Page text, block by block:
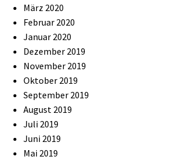
März 2020
Februar 2020
Januar 2020
Dezember 2019
November 2019
Oktober 2019
September 2019
August 2019
Juli 2019
Juni 2019
Mai 2019